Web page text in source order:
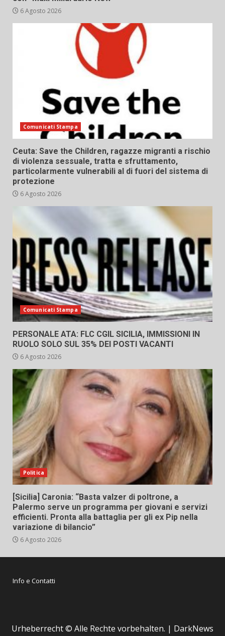
6 Agosto 2026
Comunicati Stampa
Ceuta: Save the Children, ragazze migranti a rischio
di violenza sessuale, tratta e sfruttamento,
particolarmente vulnerabili al di fuori del sistema di
protezione
6 Agosto 2026
Comunicati Stampa
PERSONALE ATA: FLC CGIL SICILIA, IMMISSIONI IN
RUOLO SOLO SUL 35% DEI POSTI VACANTI
6 Agosto 2026
Politica
[Sicilia] Caronia: “Basta valzer di poltrone, a
Palermo serve un programma per giovani e servizi
efficienti. Pronta alla battaglia per gli ex Pip nella
variazione di bilancio”
6 Agosto 2026
Info e Contatti
Urheberrecht © Alle Rechte vorbehalten. | DarkNews